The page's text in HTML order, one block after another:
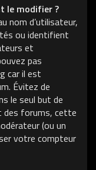
le modifier ?
nom d’utilisateur,
ou identifient
et
pas
car il est
Évitez de
le seul but de
des forums, cette
(ou un
votre compteur